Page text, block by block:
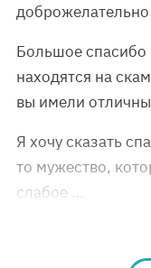
Большое
находятся на
вы имели
Я хочу сказать
то мужество,
слабое …